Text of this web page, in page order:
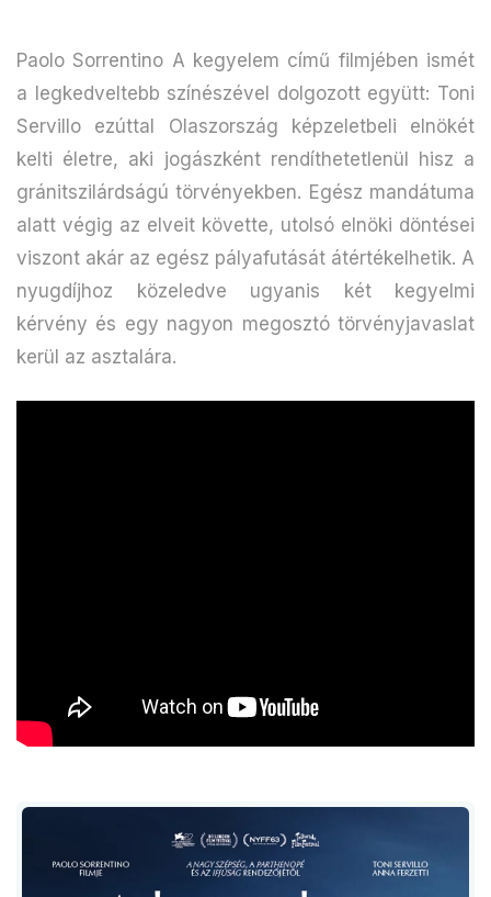
Paolo Sorrentino A kegyelem című filmjében ismét
a legkedveltebb színészével dolgozott együtt: Toni
Servillo ezúttal Olaszország képzeletbeli elnökét
kelti életre, aki jogászként rendíthetetlenül hisz a
gránitszilárdságú törvényekben. Egész mandátuma
alatt végig az elveit követte, utolsó elnöki döntései
viszont akár az egész pályafutását átértékelhetik. A
nyugdíjhoz közeledve ugyanis két kegyelmi
kérvény és egy nagyon megosztó törvényjavaslat
kerül az asztalára.